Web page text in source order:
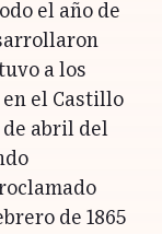
el año de
a los
en el Castillo
abril del
de 1865